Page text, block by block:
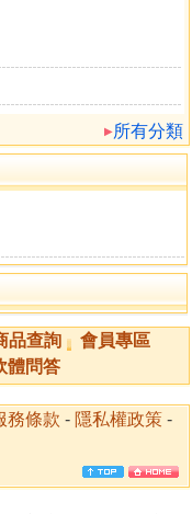
所有分類
品查詢
會員專區
體問答
務條款 - 隱私權政策 -